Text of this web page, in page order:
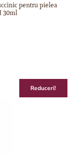
pentru pielea
30ml
Reduceri!